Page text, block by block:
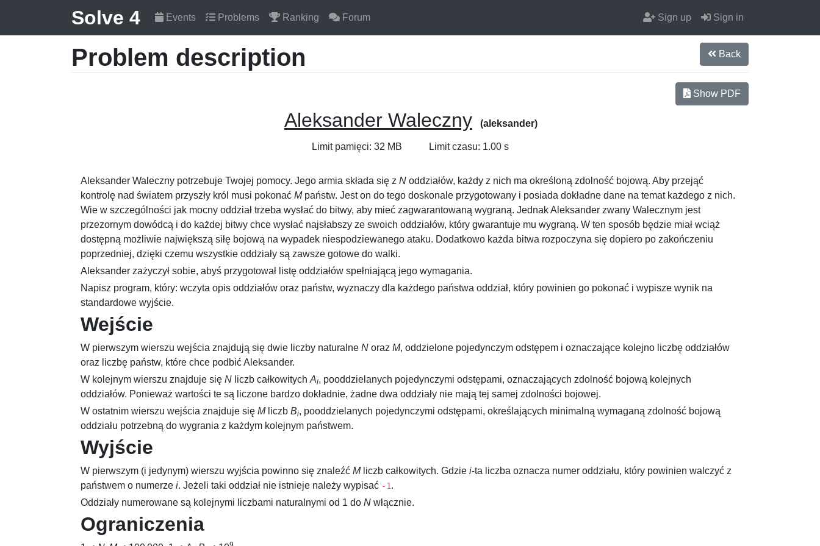
Solve 4 Events Problems Ranking Forum Sign up Sign in
Problem description Back
Show PDF
Aleksander Waleczny (aleksander)
Limit pamięci: 32 MB Limit czasu: 1.00 s
Aleksander Waleczny potrzebuje Twojej pomocy. Jego armia składa się z N oddziałów, każdy z nich ma określoną zdolność bojową. Aby przejąć
kontrolę nad światem przyszły król musi pokonać Mpaństw. Jest on do tego doskonale przygotowany i posiada dokładne dane na temat każdego z nich.
Wie w szczególności jak mocny oddział trzeba wysłać do bitwy, aby mieć zagwarantowaną wygraną. Jednak Aleksander zwany Walecznym jest
przezornym dowódcą i do każdej bitwy chce wysłać najsłabszy ze swoich oddziałów, który gwarantuje mu wygraną. W ten sposób będzie miał wciąż
dostępną możliwie największą siłę bojową na wypadek niespodziewanego ataku. Dodatkowo każda bitwa rozpoczyna się dopiero po zakończeniu
poprzedniej, dzięki czemu wszystkie oddziały są zawsze gotowe do walki.
Aleksander zażyczył sobie, abyś przygotował listę oddziałów spełniającą jego wymagania.
Napisz program, który: wczyta opis oddziałów oraz państw, wyznaczy dla każdego państwa oddział, który powinien go pokonać i wypisze wynik na
standardowe wyjście.
Wejście
W pierwszym wierszu wejścia znajdują się dwie liczby naturalne N oraz M, oddzielone pojedynczym odstępem i oznaczające kolejno liczbę oddziałów
oraz liczbę państw, które chce podbić Aleksander.
W kolejnym wierszu znajduje się N liczb całkowitych Ai, pooddzielanych pojedynczymi odstępami, oznaczających zdolność bojową kolejnych
oddziałów. Ponieważ wartości te są liczone bardzo dokładnie, żadne dwa oddziały nie mają tej samej zdolności bojowej.
W ostatnim wierszu wejścia znajduje się Mliczb Bi, pooddzielanych pojedynczymi odstępami, określających minimalną wymaganą zdolność bojową
oddziału potrzebną do wygrania z każdym kolejnym państwem.
Wyjście
W pierwszym (i jedynym) wierszu wyjścia powinno się znaleźć Mliczb całkowitych. Gdzie i-ta liczba oznacza numer oddziału, który powinien walczyć z
państwem o numerze i. Jeżeli taki oddział nie istnieje należy wypisać -1.
Oddziały numerowane są kolejnymi liczbami naturalnymi od 1 do N włącznie.
Ograniczenia